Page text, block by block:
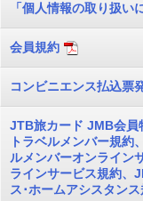
「個人情報の取り扱い
会員規約
コンビニエンス払込票
JTB旅カード JMB会
トラベルメンバー規
ルメンバーオンライン
ラインサービス規約、
ス･ホームアシスタンス